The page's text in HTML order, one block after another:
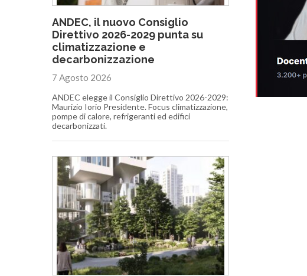
ANDEC, il nuovo Consiglio
Direttivo 2026-2029 punta su
climatizzazione e
decarbonizzazione
7 Agosto 2026
ANDEC elegge il Consiglio Direttivo 2026-2029:
Maurizio Iorio Presidente. Focus climatizzazione,
pompe di calore, refrigeranti ed edifici
decarbonizzati.